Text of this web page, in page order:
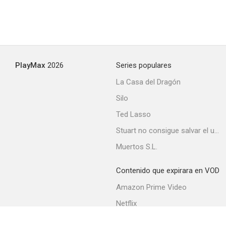
PlayMax 2026
Series populares
La Casa del Dragón
Silo
Ted Lasso
Stuart no consigue salvar el universo
Muertos S.L.
Contenido que expirara en VOD
Amazon Prime Video
Netflix